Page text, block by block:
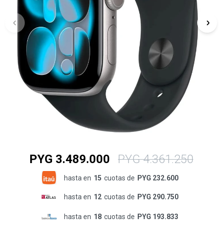
PYG 3.489.000 PYG 4.361.250
hasta en 15 cuotas de PYG 232.600
hasta en 12 cuotas de PYG 290.750
hasta en 18 cuotas de PYG 193.833